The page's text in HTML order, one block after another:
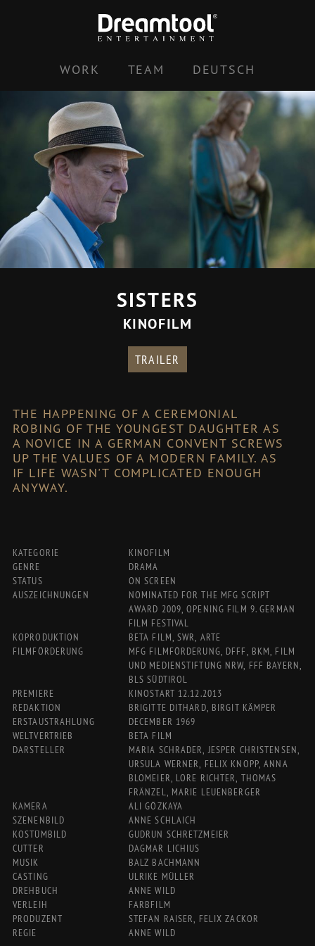
WORK
TEAM DEUTSCH
SISTERS
KINOFILM
TRAILER
THE HAPPENING OF A CEREMONIAL
ROBING OF THE YOUNGEST DAUGHTER AS
A NOVICE IN A GERMAN CONVENT SCREWS
UP THE VALUES OF A MODERN FAMILY. AS
IF LIFE WASN'T COMPLICATED ENOUGH
ANYWAY.
KATEGORIE
KINOFILM
GENRE
DRAMA
STATUS
ON SCREEN
AUSZEICHNUNGEN
NOMINATED FOR THE MFG SCRIPT
AWARD 2009, OPENING FILM 9. GERMAN
FILM FESTIVAL
KOPRODUKTION
BETA FILM, SWR, ARTE
FILMFÖRDERUNG
MFG FILMFÖRDERUNG, DFFF, BKM, FILM
UND MEDIENSTIFTUNG NRW, FFF BAYERN,
BLS SÜDTIROL
PREMIERE
KINOSTART 12.12.2013
REDAKTION
BRIGITTE DITHARD, BIRGIT KÄMPER
ERSTAUSTRAHLUNG
DECEMBER 1969
WELTVERTRIEB
BETA FILM
DARSTELLER
MARIA SCHRADER, JESPER CHRISTENSEN,
URSULA WERNER, FELIX KNOPP, ANNA
BLOMEIER, LORE RICHTER, THOMAS
FRÄNZEL, MARIE LEUENBERGER
KAMERA
ALI GÖZKAYA
SZENENBILD
ANNE SCHLAICH
KOSTÜMBILD
GUDRUN SCHRETZMEIER
CUTTER
DAGMAR LICHIUS
MUSIK
BALZ BACHMANN
CASTING
ULRIKE MÜLLER
DREHBUCH
ANNE WILD
VERLEIH
FARBFILM
PRODUZENT
STEFAN RAISER, FELIX ZACKOR
REGIE
ANNE WILD